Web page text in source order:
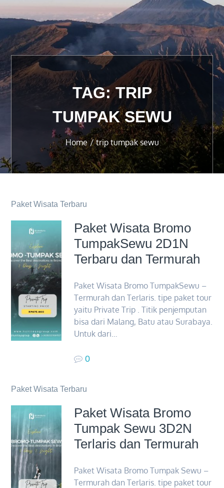
TAG:TRIP
TUMPAK SEWU
Home trip tumpak sewu
Paket Wisata Terbaru
Paket Wisata Bromo
TumpakSewu 2D1N
Terbaru dan Termurah
Paket Wisata Bromo TumpakSewu –
Termurah dan Terlaris. tipe paket tour
yaitu Private Trip . Titik penjemputan
bisa dari Malang, Batu atau Surabaya.
Untuk dari…
0
Paket Wisata Terbaru
Paket Wisata Bromo
Tumpak Sewu 3D2N
Terlaris dan Termurah
Paket Wisata Bromo Tumpak Sewu –
Termurah dan Terlaris. tipe paket tour